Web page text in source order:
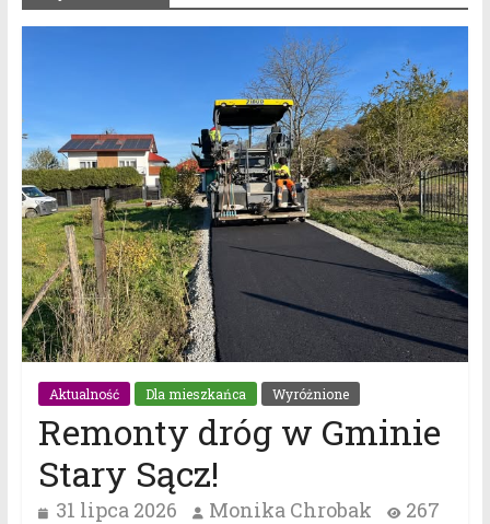
Aktualność Dla mieszkańca Wyróżnione
Remonty dróg w Gminie
Stary Sącz!
31 lipca 2026 Monika Chrobak
267